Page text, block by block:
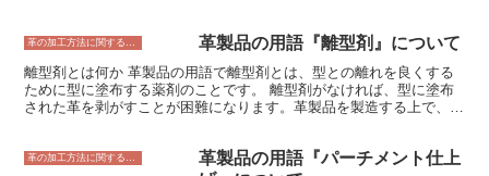
す。
革製品の用語『離型剤』について
離型剤とは何か 革製品の用語で離型剤とは、型との離れを良くする
ために型に塗布する薬剤のことです。 離型剤がなければ、型に塗布
された革を剥がすことが困難になります。革製品を製造する上で、離
り、型にまんべんなく塗布することで型から革が離れやすくなりま
革の加工方法に関すること
革製品の用語『パーチメント仕上